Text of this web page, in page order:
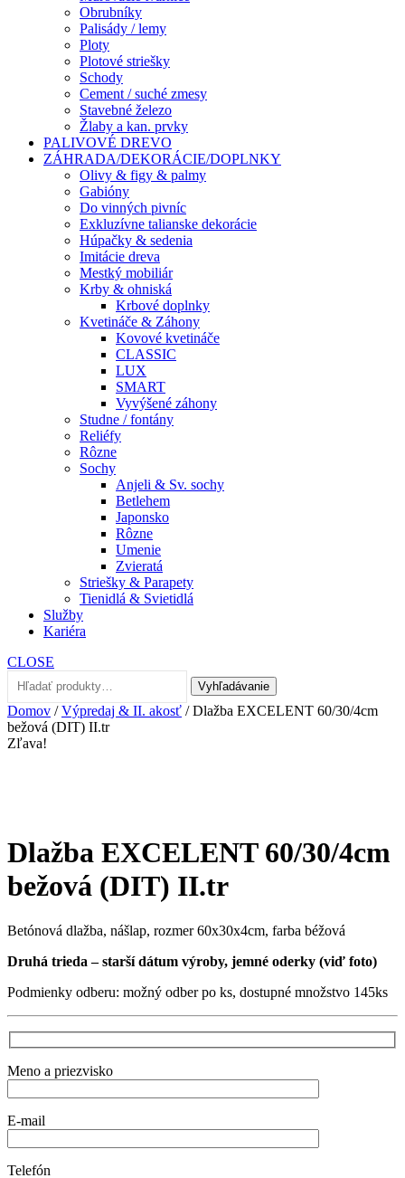
Obrubníky
Palisády / lemy
Ploty
Plotové striešky
Schody
Cement / suché zmesy
Stavebné železo
Žlaby a kan. prvky
PALIVOVÉ DREVO
ZÁHRADA/DEKORÁCIE/DOPLNKY
Olivy & figy & palmy
Gabióny
Do vinných pivníc
Exkluzívne talianske dekorácie
Húpačky & sedenia
Imitácie dreva
Mestký mobiliár
Krby & ohniská
Krbové doplnky
Kvetináče & Záhony
Kovové kvetináče
CLASSIC
LUX
SMART
Vyvýšené záhony
Studne / fontány
Reliéfy
Rôzne
Sochy
Anjeli & Sv. sochy
Betlehem
Japonsko
Rôzne
Umenie
Zvieratá
Striešky & Parapety
Tienidlá & Svietidlá
Služby
Kariéra
CLOSE
Vyhľadávanie
Domov /Výpredaj & II. akosť / Dlažba EXCELENT 60/30/4cm
bežová (DIT) II.tr
Zľava!
Dlažba EXCELENT 60/30/4cm
bežová (DIT) II.tr
Betónová dlažba, nášlap, rozmer 60x30x4cm, farba béžová
Druhá trieda – starší dátum výroby, jemné oderky (viď foto)
Podmienky odberu: možný odber po ks, dostupné množstvo 145ks
Meno a priezvisko
E-mail
Telefón